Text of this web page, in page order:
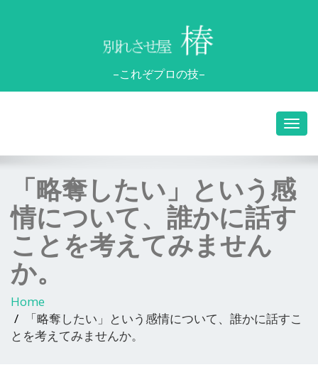
–これぞプロの技–
「略奪したい」という感
情について、誰かに話す
ことを考えてみません
か。
Home
「略奪したい」という感情について、誰かに話すこ
とを考えてみませんか。